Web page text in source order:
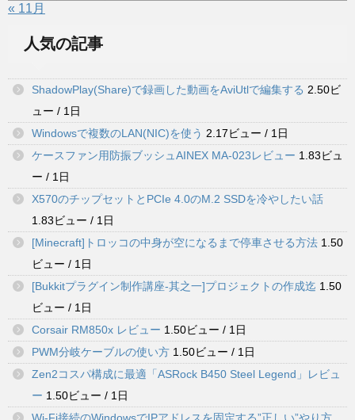
« 11月
人気の記事
ShadowPlay(Share)で録画した動画をAviUtlで編集する 2.50ビ
ュー / 1日
Windowsで複数のLAN(NIC)を使う 2.17ビュー / 1日
ケースファン用防振ブッシュAINEX MA-023レビュー 1.83ビュ
ー / 1日
X570のチップセットとPCIe 4.0のM.2 SSDを冷やしたい話
1.83ビュー / 1日
[Minecraft]トロッコの中身が空になるまで停車させる方法 1.50
ビュー / 1日
[Bukkitプラグイン制作講座-其之一]プロジェクトの作成迄 1.50
ビュー / 1日
Corsair RM850x レビュー 1.50ビュー / 1日
PWM分岐ケーブルの使い方 1.50ビュー / 1日
Zen2コスパ構成に最適「ASRock B450 Steel Legend」レビュ
ー 1.50ビュー / 1日
Wi-Fi接続のWindowsでIPアドレスを固定する”正しい”やり方